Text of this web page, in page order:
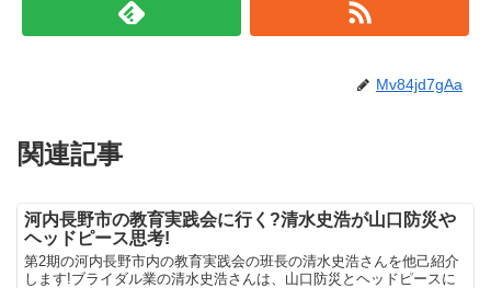
Mv84jd7gAa
関連記事
河内長野市の教育実践会に行く?清水史浩が山口防災や
ヘッドピース思考!
第2期の河内長野市内の教育実践会の班長の清水史浩さんを他己紹介
します!ブライダル業の清水史浩さんは、山口防災とヘッドピースに